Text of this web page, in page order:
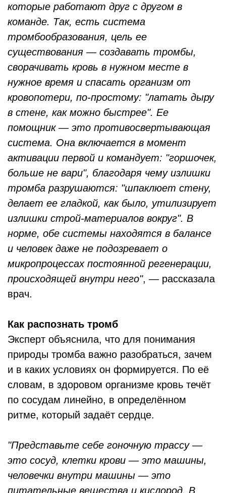
которые работают друг с другом в
команде. Так, есть система
тромбообразования, цель ее
существования — создавать тромбы,
сворачивать кровь в нужном месте в
нужное время и спасать организм от
кровопотери, по-простому: "латать дыру
в стене, как можно быстрее". Ее
помощник — это противосвертывающая
система. Она включается в момент
активации первой и командует: "горшочек,
больше не вари", благодаря чему излишки
тромба разрушаются: "шпаклюет стену,
делает ее гладкой, как было, утилизирует
излишки строй-материалов вокруг". В
норме, обе системы находятся в балансе
и человек даже не подозревает о
микропроцессах постоянной регенерации,
происходящей внутри него", — рассказала
врач.
Как распознать тромб
Эксперт объяснила, что для понимания
природы тромба важно разобраться, зачем
и в каких условиях он формируется. По её
словам, в здоровом организме кровь течёт
по сосудам линейно, в определённом
ритме, который задаёт сердце.
"Представьте себе гоночную трассу —
это сосуд, клетки крови — это машины,
человечки внутри машины — это
питательные вещества и кислород. В